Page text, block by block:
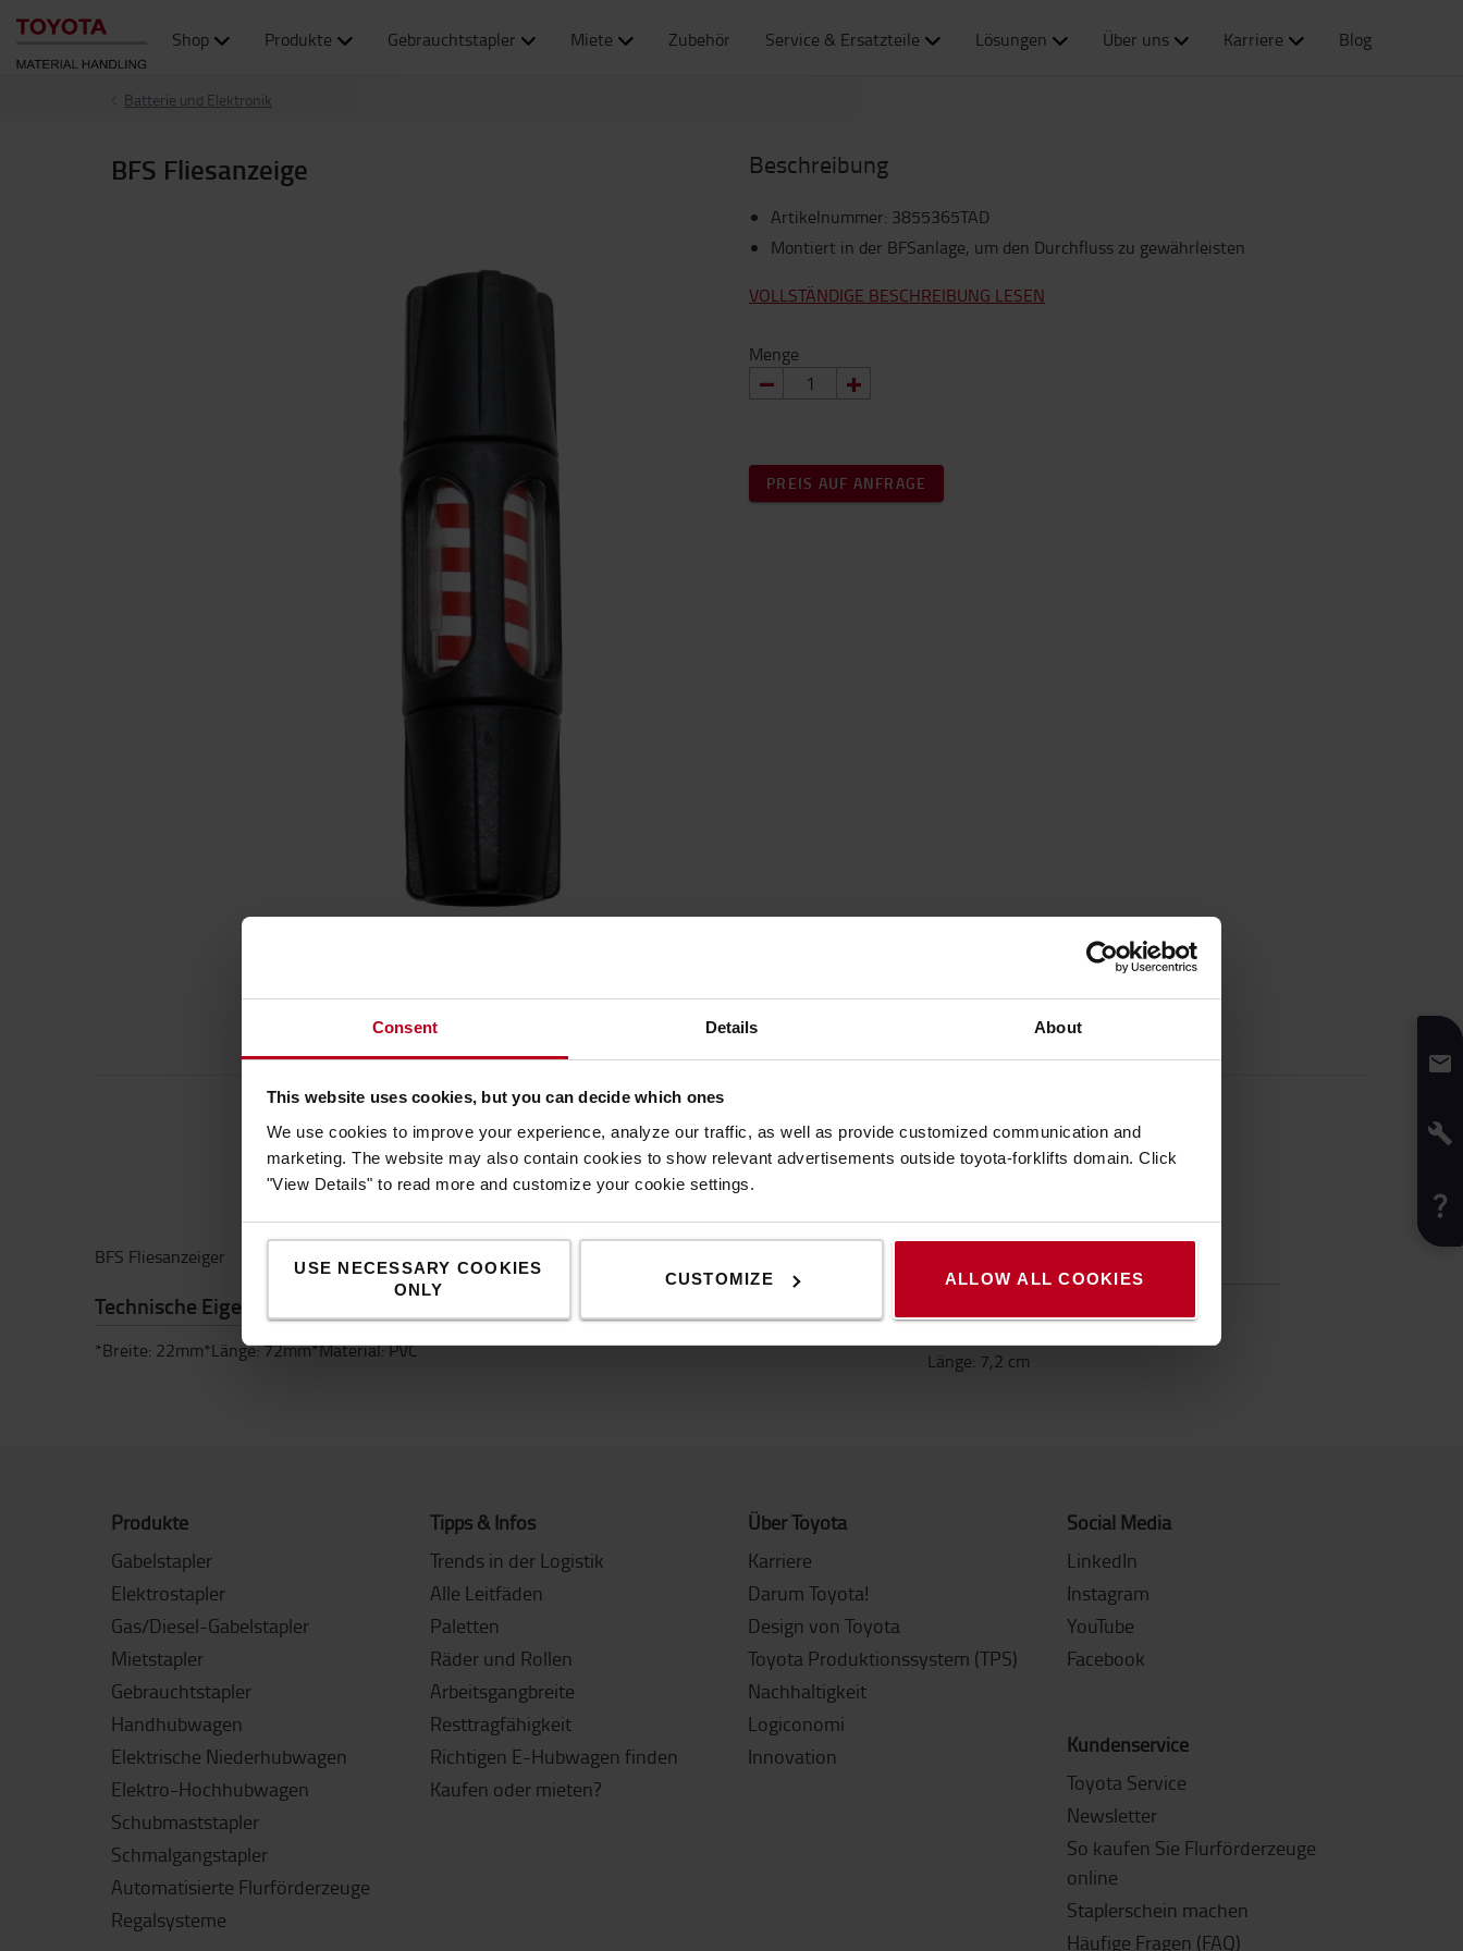
Consent Details About
This website uses cookies, but you can decide which ones
We use cookies to improve your experience, analyze our traffic, as well as provide customized communication and
marketing. The website may also contain cookies to show relevant advertisements outside toyota-forklifts domain. Click
"View Details" to read more and customize your cookie settings.
USE NECESSARY COOKIES
ONLY
CUSTOMIZE ALLOW ALL COOKIES
Shop Produkte Gebrauchtstapler Miete Zubehör Service & Ersatzteile Lösungen Über uns Karriere Blog
Batterie und Elektronik
BFS Fliesanzeige Beschreibung
Artikelnummer: 3855365TAD
Montiert in der BFSanlage, um den Durchfluss zu gewährleisten
VOLLSTÄNDIGE BESCHREIBUNG LESEN
Menge
PREIS AUF ANFRAGE
EIGENSCHAFTEN
Eigenschaften
BFS Fliesanzeiger
Technische Eigenschaften
*Breite: 22mm*Länge: 72mm*Material: PVC
Länge: 7,2 cm
Produkte
Gabelstapler
Elektrostapler
Gas/Diesel-Gabelstapler
Mietstapler
Gebrauchtstapler
Handhubwagen
Elektrische Niederhubwagen
Elektro-Hochhubwagen
Schubmaststapler
Schmalgangstapler
Automatisierte Flurförderzeuge
Regalsysteme
Tipps & Infos
Trends in der Logistik
Alle Leitfäden
Paletten
Räder und Rollen
Arbeitsgangbreite
Resttragfähigkeit
Richtigen E-Hubwagen finden
Kaufen oder mieten?
Über Toyota
Karriere
Darum Toyota!
Design von Toyota
Toyota Produktionssystem (TPS)
Nachhaltigkeit
Logiconomi
Innovation
Social Media
LinkedIn
Instagram
YouTube
Facebook
Kundenservice
Toyota Service
Newsletter
So kaufen Sie Flurförderzeuge
online
Staplerschein machen
Häufige Fragen (FAQ)